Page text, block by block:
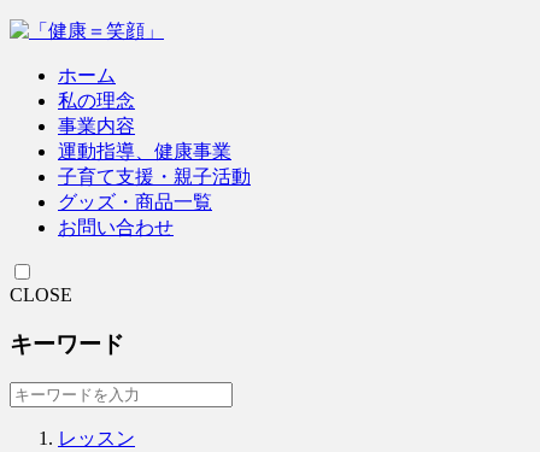
ホーム
私の理念
事業内容
運動指導、健康事業
子育て支援・親子活動
グッズ・商品一覧
お問い合わせ
CLOSE
キーワード
レッスン